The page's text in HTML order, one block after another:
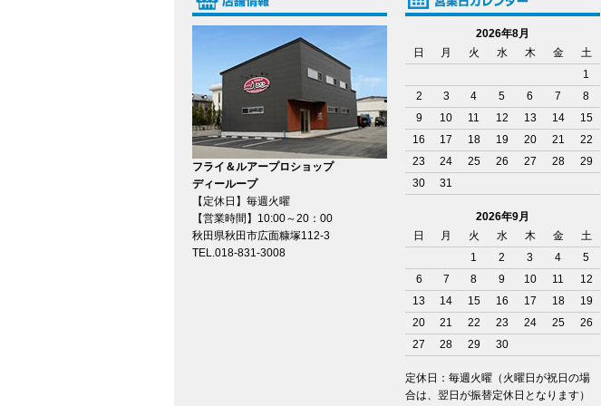
フライ＆ルアープロショップ
ディーループ
【定休日】毎週火曜
【営業時間】10:00～20：00
秋田県秋田市広面糠塚112-3
TEL.018-831-3008
2026年8月
日
月 火 水 木 金
土
1
2
3 4 5 6 7
8
9
10 11 12 13 14
15
16
17 18 19 20 21
22
23
24 25 26 27 28
29
30
31
2026年9月
日
月 火 水 木 金
土
1
2 3 4
5
6
7 8 9 10 11
12
13
14 15 16 17 18
19
20
21 22 23 24 25
26
27
28 29 30
定休日：毎週火曜（火曜日が祝日の場
合は、翌日が振替定休日となります）